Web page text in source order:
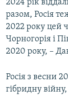
2024 рік
разом, Росія
2022 року цей
Чорногорія і
2020 року, –
Росія з весни
гібридну